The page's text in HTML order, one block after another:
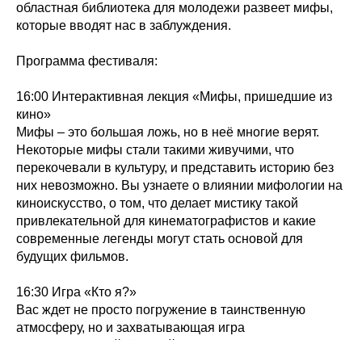
областная библиотека для молодежи развеет мифы,
которые вводят нас в заблуждения.
Программа фестиваля:
16:00 Интерактивная лекция «Мифы, пришедшие из
кино»
Мифы – это большая ложь, но в неё многие верят.
Некоторые мифы стали такими живучими, что
перекочевали в культуру, и представить историю без
них невозможно. Вы узнаете о влиянии мифологии на
киноискусство, о том, что делает мистику такой
привлекательной для кинематографистов и какие
современные легенды могут стать основой для
будущих фильмов.
16:30 Игра «Кто я?»
Вас ждет не просто погружение в таинственную
атмосферу, но и захватывающая игра